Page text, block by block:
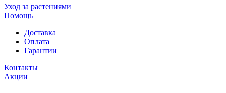
Уход за растениями
Помощь
Доставка
Оплата
Гарантии
Контакты
Акции